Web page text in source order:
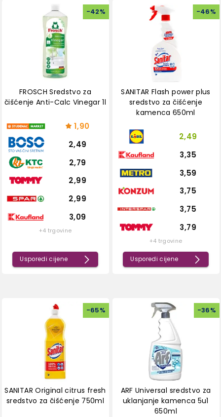
-42%
FROSCH Sredstvo za
čišćenje Anti-Calc Vinegar 1l
1,90
2,49
2,79
2,99
2,99
3,09
+4 trgovine
Usporedi cijene
-46%
SANITAR Flash power plus
sredstvo za čišćenje
kamenca 650ml
2,49
3,35
3,59
3,75
3,75
3,79
+4 trgovine
Usporedi cijene
-65%
SANITAR Original citrus fresh
sredstvo za čišćenje 750ml
-36%
ARF Universal sredstvo za
uklanjanje kamenca 5u1
650ml